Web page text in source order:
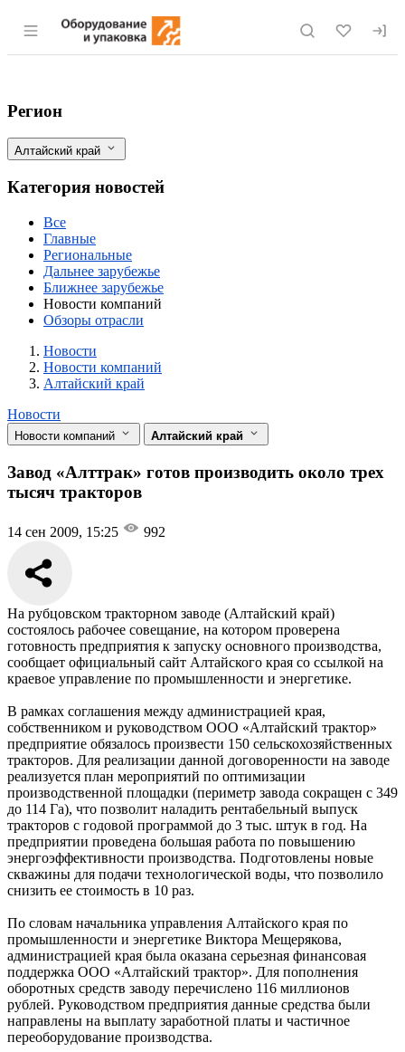
Раздел навигации по сайту eqinfo.ru
Завод «Алттрак» готов производить
Фильтры
Регион
Алтайский край
Категория новостей
Все
Главные
Региональные
Дальнее зарубежье
Ближнее зарубежье
Новости компаний
Обзоры отрасли
Новости
Разделы
Новости
Новости компаний
Алтайский край
Новости
Новости компаний Алтайский край
Завод «Алттрак» готов производить около трех
тысяч тракторов
14 сен 2009, 15:25 992
На рубцовском тракторном заводе (Алтайский край)
состоялось рабочее совещание, на котором проверена
готовность предприятия к запуску основного производства,
сообщает официальный сайт Алтайского края со ссылкой на
краевое управление по промышленности и энергетике.
В рамках соглашения между администрацией края,
собственником и руководством ООО «Алтайский трактор»
предприятие обязалось произвести 150 сельскохозяйственных
тракторов. Для реализации данной договоренности на заводе
реализуется план мероприятий по оптимизации
производственной площадки (периметр завода сокращен с 349
до 114 Га), что позволит наладить рентабельный выпуск
тракторов с годовой программой до 3 тыс. штук в год. На
предприятии проведена большая работа по повышению
энергоэффективности производства. Подготовлены новые
скважины для подачи технологической воды, что позволило
снизить ее стоимость в 10 раз.
По словам начальника управления Алтайского края по
промышленности и энергетике Виктора Мещерякова,
администрацией края была оказана серьезная финансовая
поддержка ООО «Алтайский трактор». Для пополнения
оборотных средств заводу перечислено 116 миллионов
рублей. Руководством предприятия данные средства были
направлены на выплату заработной платы и частичное
переоборудование производства.